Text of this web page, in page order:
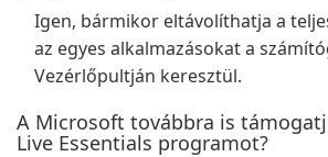
Igen, bármikor eltávolíthatja a
az egyes alkalmazásokat a
Vezérlőpultján keresztül.
A Microsoft továbbra is
Live Essentials programot?